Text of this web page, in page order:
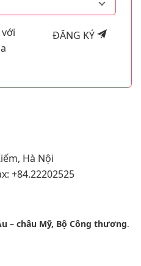
ĐĂNG KÝ
Hà Nội
+84.22202525
– châu Mỹ, Bộ Công thương.